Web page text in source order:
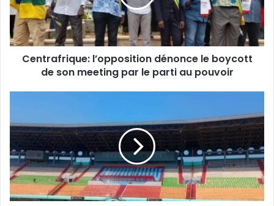
de
son
meeting
par
Centrafrique: l’opposition dénonce le boycott
de son meeting par le parti au pouvoir
enquête
parlementaire
lancée
sur
les
travaux
de